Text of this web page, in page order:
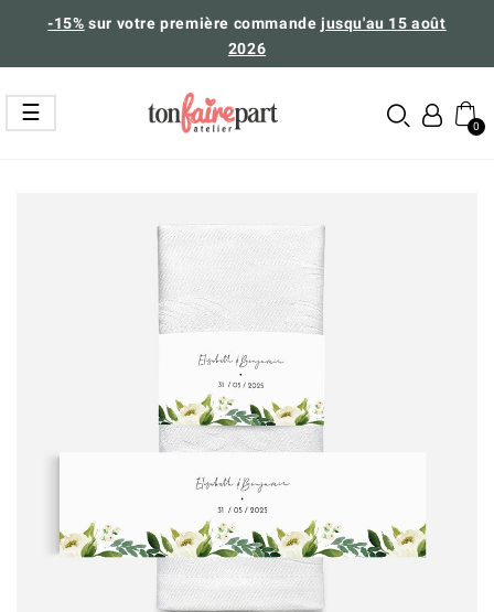
-15% sur votre première commandejusqu'au 15 août
2026
Basculer
la
navigation
☰